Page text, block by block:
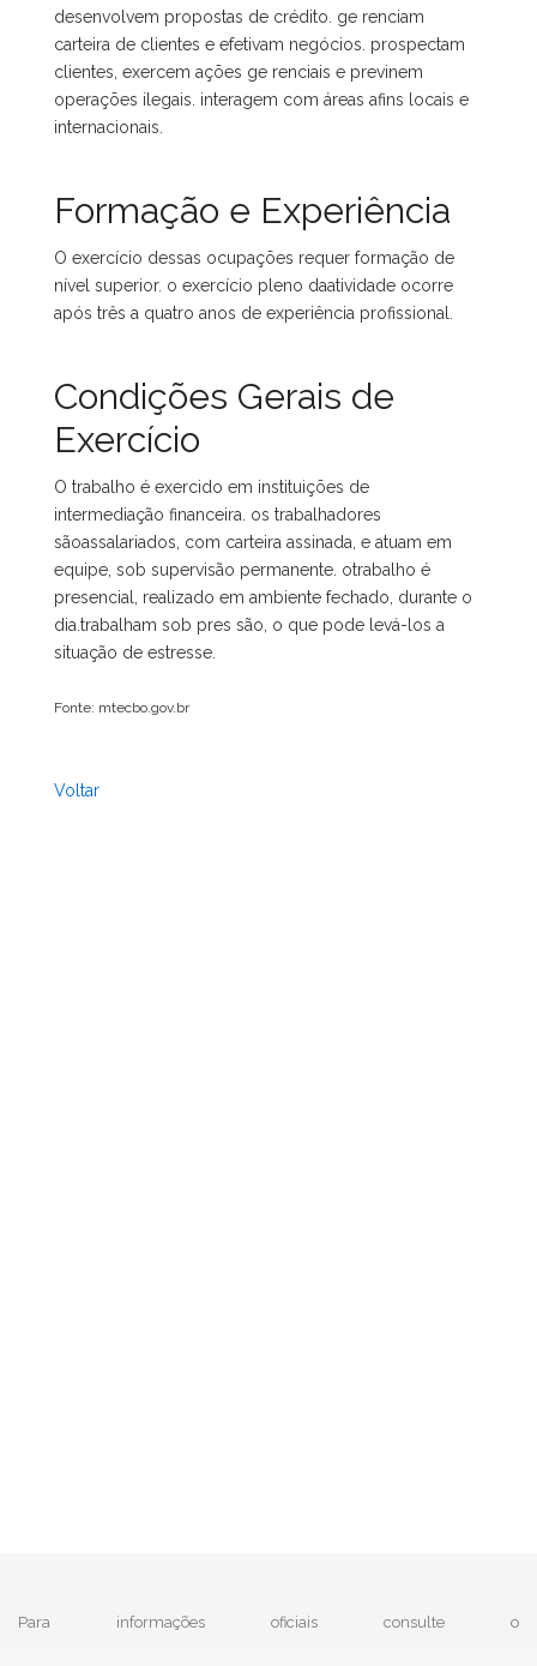
desenvolvem propostas de crédito. ge renciam
carteira de clientes e efetivam negócios. prospectam
clientes, exercem ações ge renciais e previnem
operações ilegais. interagem com áreas afins locais e
internacionais.
Formação e Experiência
O exercício dessas ocupações requer formação de
nível superior. o exercício pleno daatividade ocorre
após três a quatro anos de experiência profissional.
Condições Gerais de
Exercício
O trabalho é exercido em instituições de
intermediação financeira. os trabalhadores
sãoassalariados, com carteira assinada, e atuam em
equipe, sob supervisão permanente. otrabalho é
presencial, realizado em ambiente fechado, durante o
dia.trabalham sob pres são, o que pode levá-los a
situação de estresse.
Fonte: mtecbo.gov.br
Voltar
Para informações oficiais consulte o